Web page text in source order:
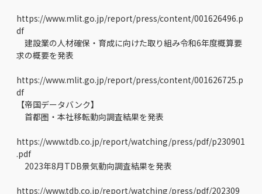
https://www.mlit.go.jp/report/press/content/001626496.p
df
建設業の人材確保・育成に向けた取り組み令和6年度概算要
求の概要を発表
https://www.mlit.go.jp/report/press/content/001626725.p
df
【帝国データバンク】
首都圏・本社移転動向調査結果を発表
https://www.tdb.co.jp/report/watching/press/pdf/p230901
.pdf
2023年8月TDB景気動向調査結果を発表
https://www.tdb.co.jp/report/watching/press/pdf/202309_